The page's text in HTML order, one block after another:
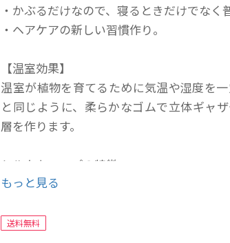
・かぶるだけなので、寝るときだけでなく
・ヘアケアの新しい習慣作り。
【温室効果】
温室が植物を育てるために気温や湿度を
と同じように、柔らかなゴムで立体ギャ
層を作ります。
シルクキャップの特徴
・高級シルク100％の生地で優しくしっか
・就寝時に脱げにくくするための、柔らか
もっと見る
送料無料